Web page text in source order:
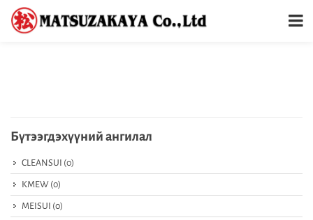
Бүтээгдэхүүний ангилал
CLEANSUI (0)
KMEW (0)
MEISUI (0)